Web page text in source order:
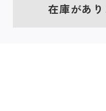
在庫があ